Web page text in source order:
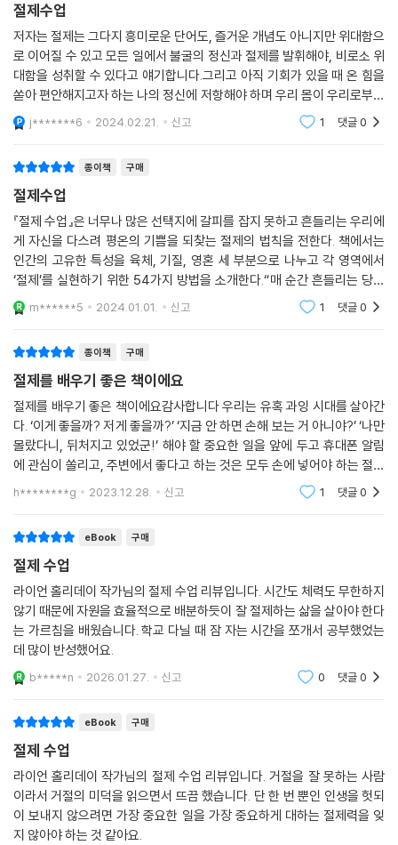
절제수업
저자는 절제는 그다지 흥미로운 단어도, 즐거운 개념도 아니지만 위대함으
로 이어질 수 있고 모든 일에서 불굴의 정신과 절제를 발휘해야, 비로소 위
대함을 성취할 수 있다고 얘기합니다.그리고 아직 기회가 있을 때 온 힘을
쏟아 편안해지고자 하는 나의 정신에 저항해야 하며 우리 몸이 우리로부터
달아나기 전에, 나의 육체에 대한 소유권을 주장해야 한다고 말합니다.
j*******6 2024.02.21. 신고 1 댓글0
종이책 구매
절제수업
『절제 수업』은 너무나 많은 선택지에 갈피를 잡지 못하고 흔들리는 우리에
게 자신을 다스려 평온의 기쁨을 되찾는 절제의 법칙을 전한다. 책에서는
인간의 고유한 특성을 육체, 기질, 영혼 세 부분으로 나누고 각 영역에서
‘절제’를 실현하기 위한 54가지 방법을 소개한다.“매 순간 흔들리는 당신
에게 드디어 평온의 기쁨이 찾아온다!위 글이 맘에 와 닿아 구입하게 된 책.
이 책을
m******5 2024.01.01. 신고 1 댓글0
종이책 구매
절제를 배우기 좋은 책이에요
절제를 배우기 좋은 책이에요감사합니다 우리는 유혹 과잉 시대를 살아간
다. ‘이게 좋을까? 저게 좋을까?’ ‘지금 안 하면 손해 보는 거 아니야?’ ‘나만
몰랐다니, 뒤처지고 있었군!’ 해야 할 중요한 일을 앞에 두고 휴대폰 알림
에 관심이 쏠리고, 주변에서 좋다고 하는 것은 모두 손에 넣어야 하는 절박
한 갈망을 느낀다. 그렇게 내면의 욕망과 충동을 다스리지 못할 때 우리는
h********g 2023.12.28. 신고 1 댓글0
eBook 구매
절제 수업
라이언 홀리데이 작가님의 절제 수업 리뷰입니다. 시간도 체력도 무한하지
않기 때문에 자원을 효율적으로 배분하듯이 잘 절제하는 삶을 살아야 한다
는 가르침을 배웠습니다. 학교 다닐 때 잠 자는 시간을 쪼개서 공부했었는
데 많이 반성했어요.
b*****n 2026.01.27. 신고 0 댓글0
eBook 구매
절제 수업
라이언 홀리데이 작가님의 절제 수업 리뷰입니다. 거절을 잘 못하는 사람
이라서 거절의 미덕을 읽으면서 뜨끔 했습니다. 단 한 번 뿐인 인생을 헛되
이 보내지 않으려면 가장 중요한 일을 가장 중요하게 대하는 절제력을 잊
지 않아야 하는 것 같아요.